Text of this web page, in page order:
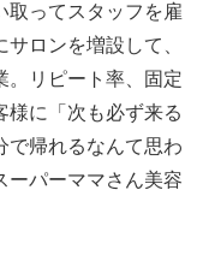
取ってスタッフを雇
ロンを増設して、
。リピート率、固定
様に「次も必ず来る
で帰れるなんて思わ
ーパーママさん美容